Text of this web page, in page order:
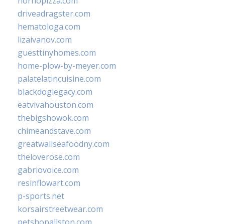
driveadragster.com
hematologa.com
lizaivanov.com
guesttinyhomes.com
home-plow-by-meyer.com
palatelatincuisine.com
blackdoglegacy.com
eatvivahouston.com
thebigshowok.com
chimeandstave.com
greatwallseafoodny.com
theloverose.com
gabriovoice.com
resinflowart.com
p-sports.net
korsairstreetwear.com